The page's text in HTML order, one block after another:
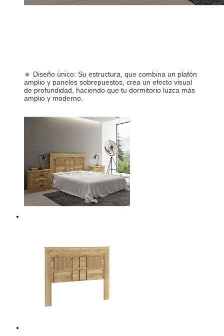
🔹 Diseño único: Su estructura, que combina un plafón
amplio y paneles sobrepuestos, crea un efecto visual
de profundidad, haciendo que tu dormitorio luzca más
amplio y moderno.